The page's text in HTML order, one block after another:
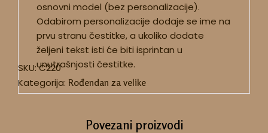
osnovni model (bez personalizacije).
Odabirom personalizacije dodaje se ime na
prvu stranu čestitke, a ukoliko dodate
željeni tekst isti će biti isprintan u
unutrašnjosti čestitke.
SKU:C220
Kategorija: Rođendan za velike
Povezani proizvodi